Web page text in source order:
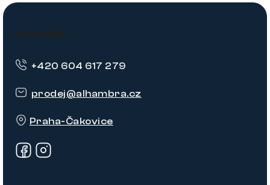
Z
Kontakt
prodej@alhambra.cz
Praha-Čakovice
+420 604 617 279